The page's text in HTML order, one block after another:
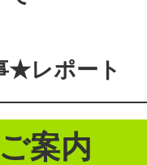
★レポート
案内